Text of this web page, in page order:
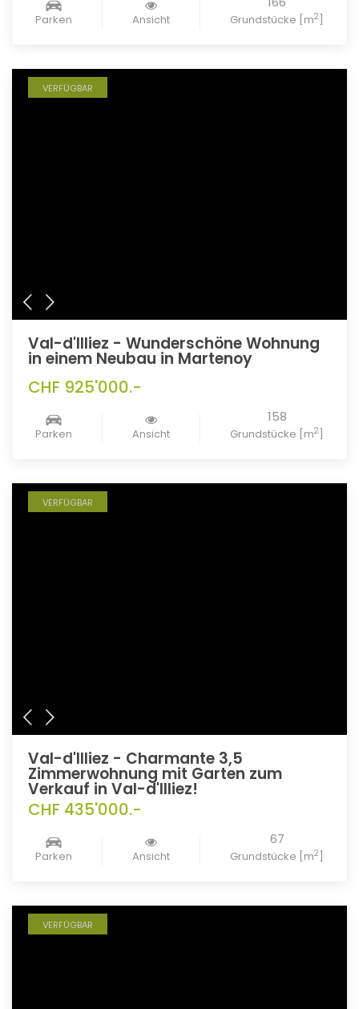
Parken Ansicht Grundstücke [m2]
VERFÜGBAR
Val-d'Illiez - Wunderschöne Wohnung
in einem Neubau in Martenoy
CHF 925'000.-
Parken Ansicht
158
Grundstücke [m2]
VERFÜGBAR
Val-d'Illiez - Charmante 3,5
Zimmerwohnung mit Garten zum
Verkauf in Val-d'Illiez!
CHF 435'000.-
Parken Ansicht
67
Grundstücke [m2]
VERFÜGBAR